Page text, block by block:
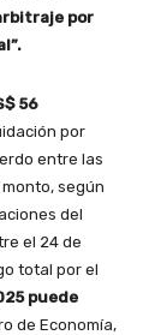
por
56
por
entre las
según
del
el 24 de
total por el
puede
de Economía,